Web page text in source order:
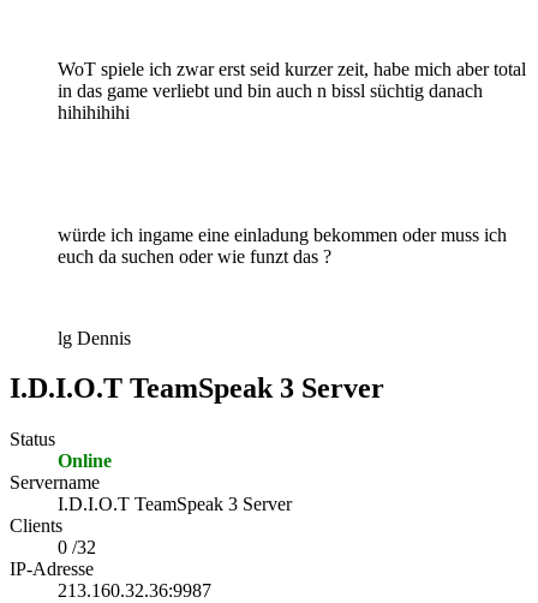
WoT spiele ich zwar erst seid kurzer zeit, habe mich aber total
in das game verliebt und bin auch n bissl süchtig danach
hihihihihi
würde ich ingame eine einladung bekommen oder muss ich
euch da suchen oder wie funzt das ?
lg Dennis
I.D.I.O.T TeamSpeak 3 Server
Status
Online
Servername
I.D.I.O.T TeamSpeak 3 Server
Clients
0 /32
IP-Adresse
213.160.32.36:9987